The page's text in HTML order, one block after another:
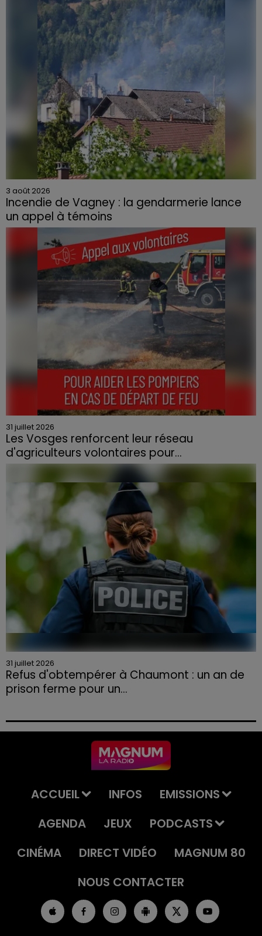
3 août 2026
Incendie de Vagney : la gendarmerie lance
un appel à témoins
Le feu, parti d'une haie avant de se propager au
quartier résidentiel, avait détruit deux habitations et
contraint à l'évacuation d'une centaine de personnes.
31 juillet 2026
Les Vosges renforcent leur réseau
d'agriculteurs volontaires pour...
Face à la sécheresse et aux risques de départs de feu,
la Chambre d'agriculture des Vosges a lancé un appel
aux agriculteurs volontaires pour venir en aide...
31 juillet 2026
Refus d'obtempérer à Chaumont : un an de
prison ferme pour un...
permis et la confiscation de son véhicule.
ACCUEIL INFOS
EMISSIONS
AGENDA
JEUX
PODCASTS
CINÉMA
DIRECT VIDÉO
MAGNUM 80
NOUS CONTACTER